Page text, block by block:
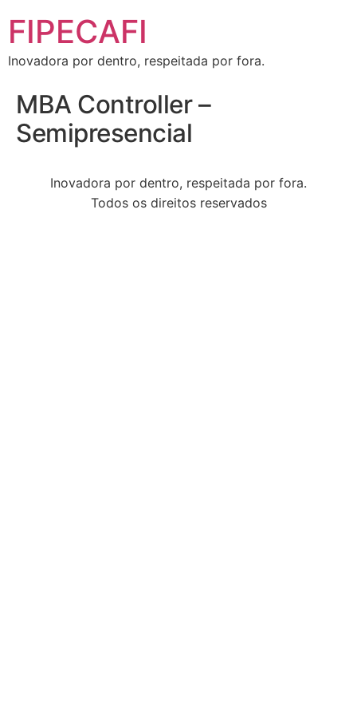
FIPECAFI
Inovadora por dentro, respeitada por fora.
MBA Controller –
Semipresencial
Inovadora por dentro, respeitada por fora.
Todos os direitos reservados